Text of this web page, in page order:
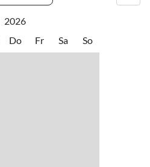
2026
Do Fr Sa So